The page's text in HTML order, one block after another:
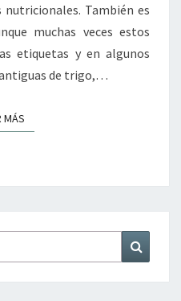
También es
muchas veces estos
etiquetas y en algunos
de trigo,…
MÁSLEER MÁS